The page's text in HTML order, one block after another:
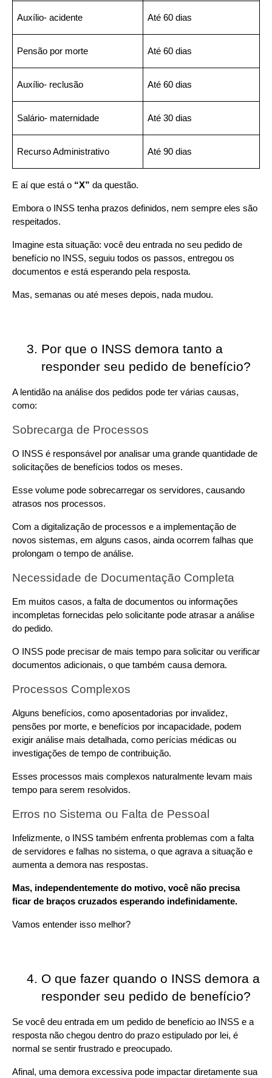
Auxílio- acidente Até 60 dias
Pensão por morte Até 60 dias
Auxílio- reclusão Até 60 dias
Salário- maternidade Até 30 dias
Recurso Administrativo Até 90 dias
E aí que está o “X” da questão.
Embora o INSS tenha prazos definidos, nem sempre eles são
respeitados.
Imagine esta situação: você deu entrada no seu pedido de
benefício no INSS, seguiu todos os passos, entregou os
documentos e está esperando pela resposta.
Mas, semanas ou até meses depois, nada mudou.
Por que o INSS demora tanto a
responder seu pedido de benefício?
A lentidão na análise dos pedidos pode ter várias causas,
como:
Sobrecarga de Processos
O INSS é responsável por analisar uma grande quantidade de
solicitações de benefícios todos os meses.
Esse volume pode sobrecarregar os servidores, causando
atrasos nos processos.
Com a digitalização de processos e a implementação de
novos sistemas, em alguns casos, ainda ocorrem falhas que
prolongam o tempo de análise.
Necessidade de Documentação Completa
Em muitos casos, a falta de documentos ou informações
incompletas fornecidas pelo solicitante pode atrasar a análise
do pedido.
O INSS pode precisar de mais tempo para solicitar ou verificar
documentos adicionais, o que também causa demora.
Processos Complexos
Alguns benefícios, como aposentadorias por invalidez,
pensões por morte, e benefícios por incapacidade, podem
exigir análise mais detalhada, como perícias médicas ou
investigações de tempo de contribuição.
Esses processos mais complexos naturalmente levam mais
tempo para serem resolvidos.
Erros no Sistema ou Falta de Pessoal
Infelizmente, o INSS também enfrenta problemas com a falta
de servidores e falhas no sistema, o que agrava a situação e
aumenta a demora nas respostas.
Mas, independentemente do motivo, você não precisa
ficar de braços cruzados esperando indefinidamente.
Vamos entender isso melhor?
O que fazer quando o INSS demora a
responder seu pedido de benefício?
Se você deu entrada em um pedido de benefício ao INSS e a
resposta não chegou dentro do prazo estipulado por lei, é
normal se sentir frustrado e preocupado.
Afinal, uma demora excessiva pode impactar diretamente sua